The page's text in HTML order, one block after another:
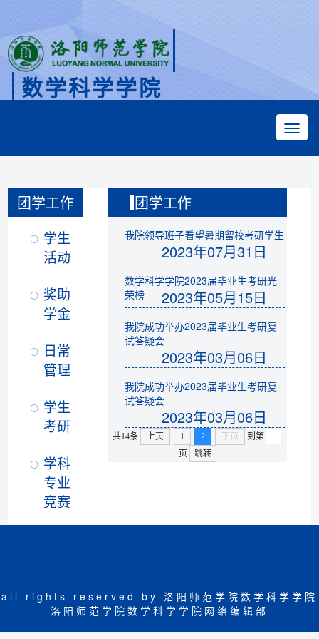
数学科学学院
团学工作
学生
活动
奖助
学金
日常
管理
学生
考研
学科
专业
竞赛
团学工作
我院领导班子看望暑期留校考研学生
2023年07月31日
数学科学学院2023届毕业生考研光
荣榜
2023年05月15日
我院成功举办2023届毕业生考研复
试答疑会
2023年03月06日
我院成功举办2023届毕业生考研复
试答疑会
2023年03月06日
共14条 上页 1 2 下页
到第
页
跳转
all rights reserved by 洛阳师范学院数学科学学院
洛阳师范学院数学科学学院网络编辑部